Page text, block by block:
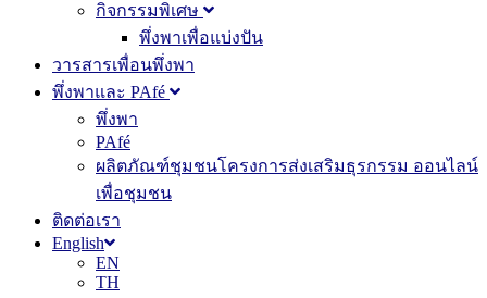
กิจกรรมพิเศษ
พึ่งพาเพื่อแบ่งปัน
วารสารเพื่อนพึ่งพา
พึ่งพาและ PAfé
พึ่งพา
PAfé
ผลิตภัณฑ์ชุมชนโครงการส่งเสริมธุรกรรม ออนไลน์
เพื่อชุมชน
ติดต่อเรา
English
EN
TH